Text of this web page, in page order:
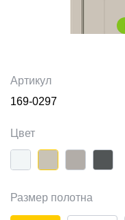
Артикул
169-0297
Цвет
Размер полотна